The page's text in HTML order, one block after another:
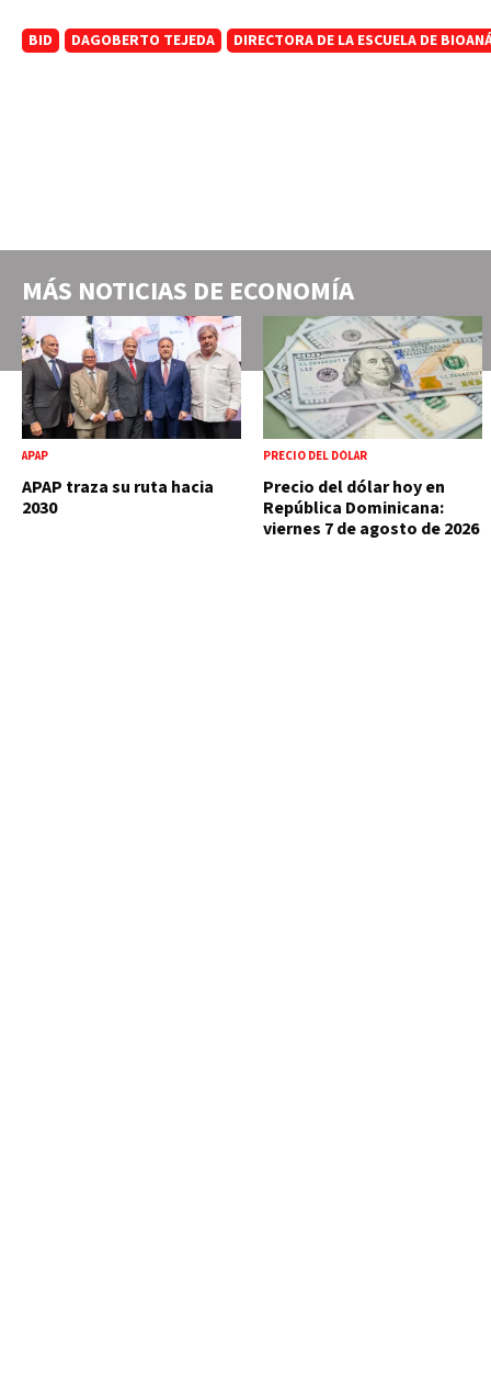
BID DAGOBERTO TEJEDA DIRECTORA DE LA ESCUELA DE
MÁS NOTICIAS DE ECONOMÍA
APAP
APAP traza su ruta hacia
2030
PRECIO DEL DÓLAR
Precio del dólar hoy en
República Dominicana:
viernes 7 de agosto de 2026